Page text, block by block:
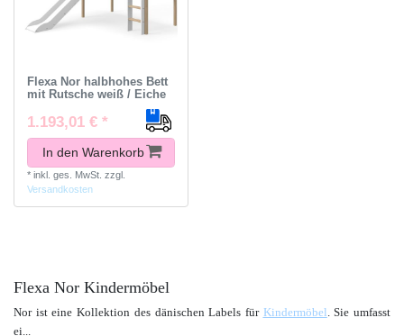
Flexa Nor halbhohes Bett
mit Rutsche weiß / Eiche
1.193,01 € *
In den Warenkorb
* inkl. ges. MwSt. zzgl.
Versandkosten
Flexa Nor Kindermöbel
Nor ist eine Kollektion des dänischen Labels für Kindermöbel . Sie umfasst
ei